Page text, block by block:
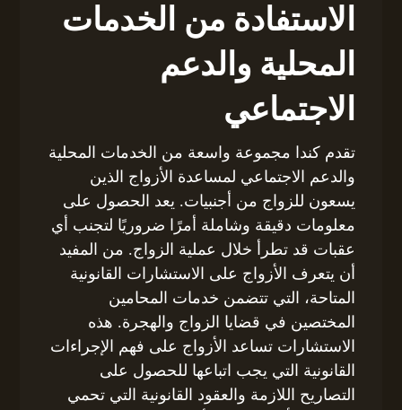
الاستفادة من الخدمات
المحلية والدعم
الاجتماعي
تقدم كندا مجموعة واسعة من الخدمات المحلية
والدعم الاجتماعي لمساعدة الأزواج الذين
يسعون للزواج من أجنبيات. يعد الحصول على
معلومات دقيقة وشاملة أمرًا ضروريًا لتجنب أي
عقبات قد تطرأ خلال عملية الزواج. من المفيد
أن يتعرف الأزواج على الاستشارات القانونية
المتاحة، التي تتضمن خدمات المحامين
المختصين في قضايا الزواج والهجرة. هذه
الاستشارات تساعد الأزواج على فهم الإجراءات
القانونية التي يجب اتباعها للحصول على
التصاريح اللازمة والعقود القانونية التي تحمي